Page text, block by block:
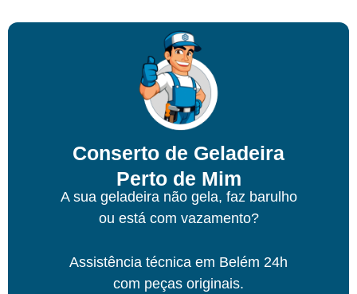
Conserto de Geladeira
Perto de Mim
A sua geladeira não gela, faz barulho
ou está com vazamento?
Assistência técnica em Belém 24h
com peças originais.